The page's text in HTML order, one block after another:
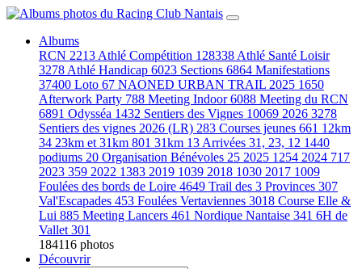
Albums
RCN 2213 Athlé Compétition 128338 Athlé Santé Loisir
3278 Athlé Handicap 6023 Sections 6864 Manifestations
37400 Loto 67 NAONED URBAN TRAIL 2025 1650
Afterwork Party 788 Meeting Indoor6088 Meeting du RCN
6891 Odysséa 1432 Sentiers des Vignes 10069 2026 3278
Sentiers des vignes 2026 (LR) 283 Courses jeunes 661 12km
34 23km et 31km 801 31km 13 Arrivées 31, 23, 12 1440
podiums 20 Organisation Bénévoles 25 2025 1254 2024 717
2023 359 2022 1383 2019 1039 2018 1030 2017 1009
Foulées des bords de Loire 4649 Trail des 3 Provinces 307
Val'Escapades 453 Foulées Vertaviennes 3018 Course Elle &
Lui 885 Meeting Lancers 461 Nordique Nantaise 341 6H de
Vallet 301
184116 photos
Découvrir